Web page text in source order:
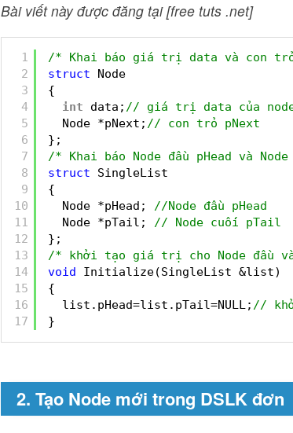
Bài viết này được đăng tại [free tuts .net]
1
2
3
4
5
6
7
8
9
10
11
12
13
14
15
16
17
/* Khai báo giá trị data và con
struct
Node
{
int
data; // giá trị data của
Node *pNext; // con trỏ pNext
};
/* Khai báo Node đầu pHead và
struct
SingleList
{
Node *pHead;
//Node đầu pHead
Node *pTail;
// Node cuối pTail
};
/* khởi tạo giá trị cho Node đầu
void
Initialize(SingleList &list)
{
list.pHead=list.pTail=NULL; //
}
2. Tạo Node mới trong DSLK đơn